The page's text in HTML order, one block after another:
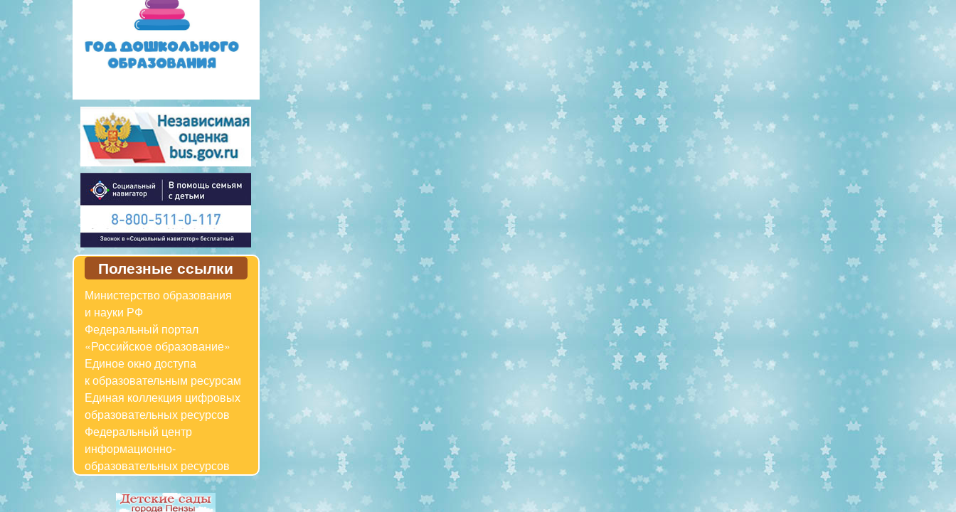
Полезные ссылки
Министерство образования
и науки РФ
Федеральный портал
«Российское образование»
Единое окно доступа
к образовательным ресурсам
Единая коллекция цифровых
образовательных ресурсов
Федеральный центр
информационно-
образовательных ресурсов